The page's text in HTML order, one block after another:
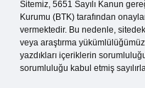
Sitemiz, 5651 Sayılı Kanun
Kurumu (BTK) tarafından
vermektedir. Bu nedenle,
veya araştırma
yazdıkları içeriklerin
sorumluluğu kabul etmiş